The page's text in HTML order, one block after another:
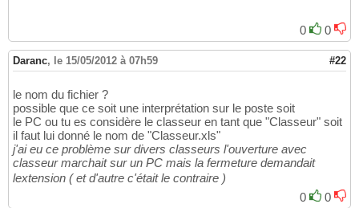
0 0
Daranc, le 15/05/2012 à 07h59 #22
le nom du fichier ?
possible que ce soit une interprétation sur le poste soit
le PC ou tu es considère le classeur en tant que "Classeur" soit
il faut lui donné le nom de "Classeur.xls"
j'ai eu ce problème sur divers classeurs l'ouverture avec
classeur marchait sur un PC mais la fermeture demandait
lextension ( et d'autre c'était le contraire )
0
0